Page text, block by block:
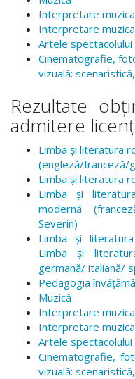
Interpretare
Interpretare
Artele
Cinematografie,
vizuală:
Rezultate
admitere
Limba şi literatura
(engleză/franceză/
Limba şi literatura
Limba şi
modernă
Severin)
Limba şi
Limba și
germană/ italiană/
Pedagogia
Muzică
Interpretare
Interpretare
Artele
Cinematografie,
vizuală: